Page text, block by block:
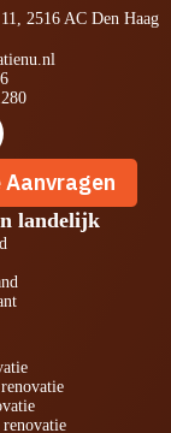
2516 AC Den Haag
landelijk
renovatie